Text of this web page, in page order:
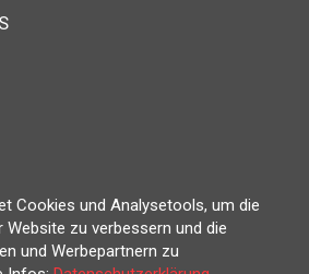
Cookies und Analysetools, um die
zu verbessern und die
und Werbepartnern zu